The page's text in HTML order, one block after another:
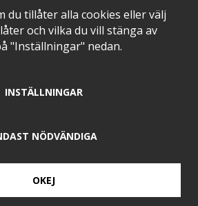
EN DEL AV
du tillåter alla cookies eller välj
och vilka du vill stänga av
"Inställningar" nedan.
INSTÄLLNINGAR
NÖDVÄNDIGA
OKEJ